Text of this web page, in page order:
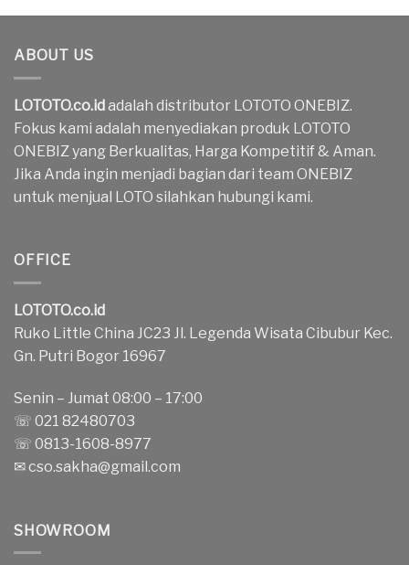
ABOUT US
LOTOTO.co.idadalah distributor LOTOTO ONEBIZ.
Fokus kami adalah menyediakan produk LOTOTO
ONEBIZ yang Berkualitas, Harga Kompetitif & Aman.
Jika Anda ingin menjadi bagian dari team ONEBIZ
untuk menjual LOTO silahkan hubungi kami.
OFFICE
LOTOTO.co.id
Ruko Little China JC23 Jl. Legenda Wisata Cibubur Kec.
Gn. Putri Bogor 16967
Senin – Jumat 08:00 – 17:00
☏ 021 82480703
☏ 0813-1608-8977
✉cso.sakha@gmail.com
SHOWROOM